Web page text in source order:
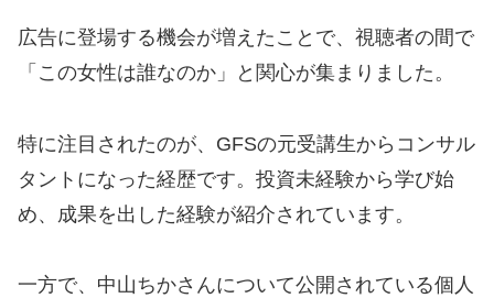
広告に登場する機会が増えたことで、視聴者の間で
「この女性は誰なのか」と関心が集まりました。
特に注目されたのが、GFSの元受講生からコンサル
タントになった経歴です。投資未経験から学び始
め、成果を出した経験が紹介されています。
一方で、中山ちかさんについて公開されている個人